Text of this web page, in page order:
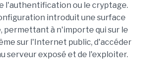
l'authentification ou le cryptage.
introduit une surface
permettant à n'importe qui sur le
sur l'Internet public, d'accéder
serveur exposé et de l'exploiter.